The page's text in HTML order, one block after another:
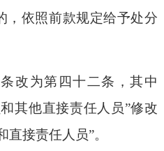
，依照前款规定给予处分
为第四十二条，其中
其他直接责任人员”修改
接责任人员”。